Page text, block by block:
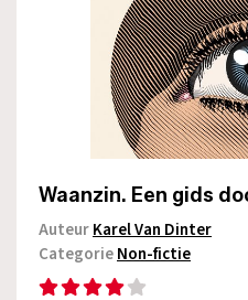
Waanzin. Een gids
AuteurKarel Van Dinter
CategorieNon-fictie